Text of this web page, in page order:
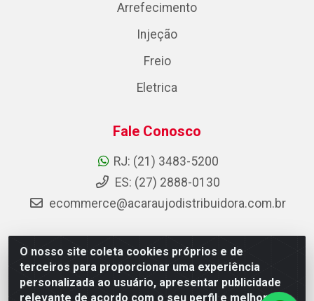
O nosso site coleta cookies próprios e de
terceiros para proporcionar uma experiência
personalizada ao usuário, apresentar publicidade
relevante de acordo com o seu perfil e melhorar a
Arrefecimento
Injeção
Freio
Eletrica
Fale Conosco
RJ: (21) 3483-5200
ES: (27) 2888-0130
ecommerce@acaraujodistribuidora.com.br
AC Araujo Distribuidora - Rua Carneiro de Campos, 42 -
São Cristóvão, Rio de Janeiro/RJ - CEP 20.920-410 -
CNPJ 08.744.753/0003-85